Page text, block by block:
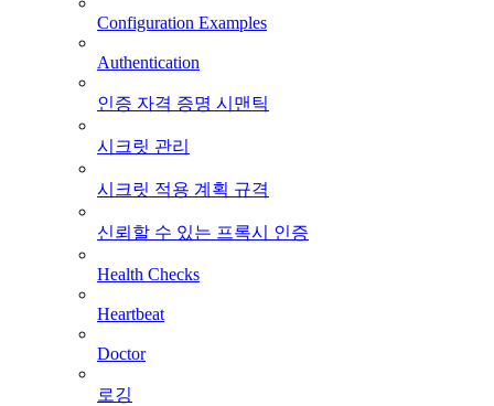
Configuration Examples
Authentication
인증 자격 증명 시맨틱
시크릿 관리
시크릿 적용 계획 규격
신뢰할 수 있는 프록시 인증
Health Checks
Heartbeat
Doctor
로깅